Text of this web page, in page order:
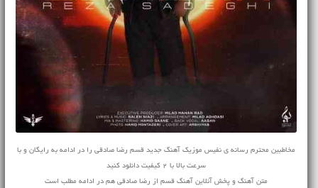
مخاطبین محترم رسانه ی نفیس موزیک آهنگ جدید قسم رضا صادقی را در ادامه به رایگان و با
سرعت بالا با 2 کیفیت دانلود کنید
متن آهنگ و پخش آنلاین آهنگ قسم از رضا صادقی هم در ادامه مطلب است